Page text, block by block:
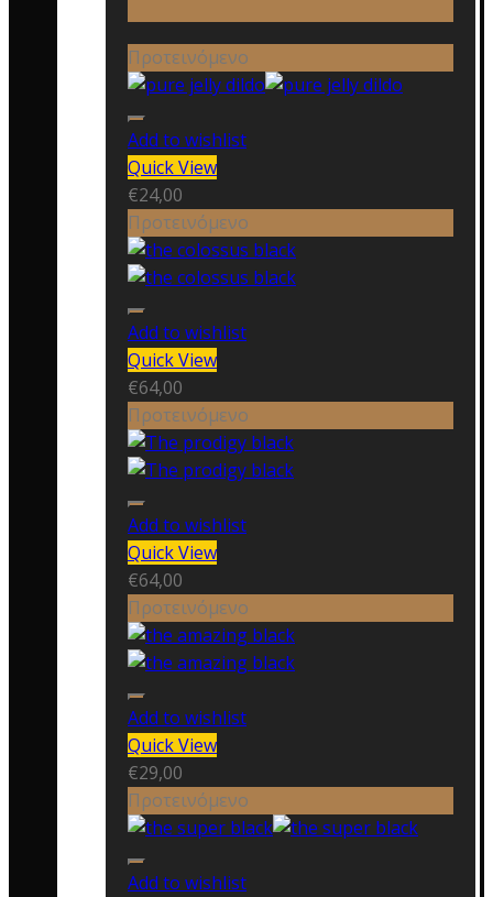
Προτεινόμενο
Add to wishlist
Quick View
€24,00
Προτεινόμενο
Add to wishlist
Quick View
€64,00
Προτεινόμενο
Add to wishlist
Quick View
€64,00
Προτεινόμενο
Add to wishlist
Quick View
€29,00
Προτεινόμενο
Add to wishlist